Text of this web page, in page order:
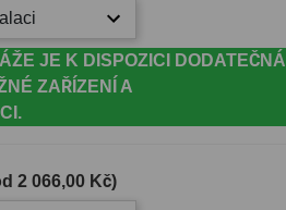
JE K DISPOZICI DODATEČNÁ
ZAŘÍZENÍ A
2 066,00 Kč)